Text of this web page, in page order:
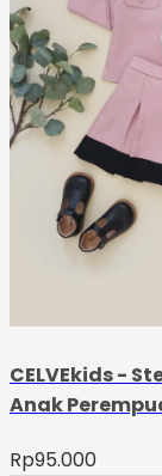
CELVEkids -
Anak
Rp95.000